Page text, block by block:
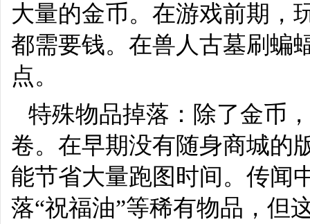
大量的金币。在游戏前期，
都需要钱。在兽人古墓刷蝙
点。
特殊物品掉落：除了金币
卷。在早期没有随身商城的
能节省大量跑图时间。传闻
落“祝福油”等稀有物品，但